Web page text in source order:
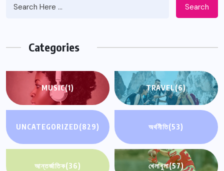
Search
Categories
MUSIC(1) TRAVEL(6)
UNCATEGORIZED(829) অর্থনীতি(53)
আন্তর্জাতিক(36) খেলাধুলা(57)